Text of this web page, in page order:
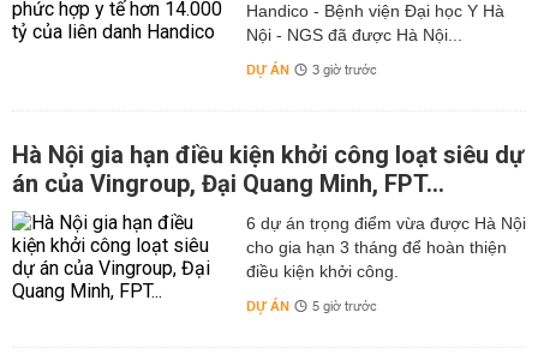
Handico - Bệnh viện Đại học Y Hà
Nội - NGS đã được Hà Nội...
DỰ ÁN 3 giờ trước
Hà Nội gia hạn điều kiện khởi công loạt siêu dự
án của Vingroup, Đại Quang Minh, FPT...
6 dự án trọng điểm vừa được Hà Nội
cho gia hạn 3 tháng để hoàn thiện
điều kiện khởi công.
DỰ ÁN 5 giờ trước